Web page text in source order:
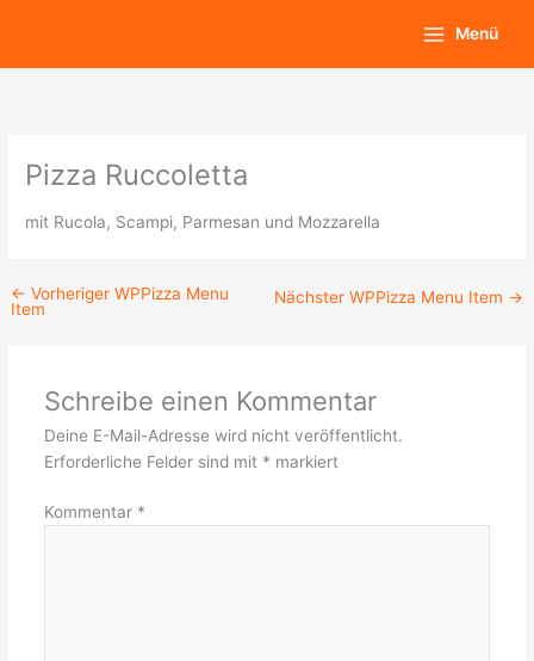
springen
Main
Menu
Menü
Pizza Ruccoletta
mit Rucola, Scampi, Parmesan und Mozzarella
← Vorheriger WPPizza Menu
Item
Nächster WPPizza Menu Item →
Schreibe einen Kommentar
Deine E-Mail-Adresse wird nicht veröffentlicht.
Erforderliche Felder sind mit * markiert
Kommentar *